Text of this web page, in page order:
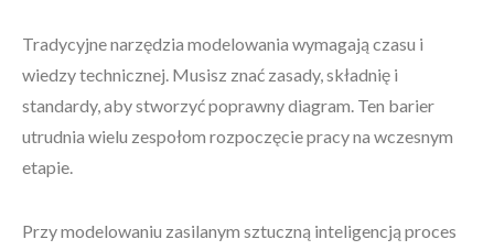
Tradycyjne narzędzia modelowania wymagają czasu i
wiedzy technicznej. Musisz znać zasady, składnię i
standardy, aby stworzyć poprawny diagram. Ten barier
utrudnia wielu zespołom rozpoczęcie pracy na wczesnym
etapie.
Przy modelowaniu zasilanym sztuczną inteligencją proces